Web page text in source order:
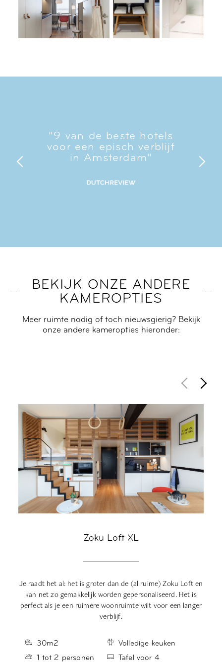
"9 van de beste hotels
voor een episch verblijf
in Amsterdam"
BEKIJK ONZE ANDERE
KAMEROPTIES
Meer ruimte nodig of toch nieuwsgierig? Bekijk
onze andere kameropties hieronder:
Zoku Loft XL
Je raadt het al: het is groter dan de (al ruime) Zoku Loft en
kan net zo gemakkelijk worden gepersonaliseerd. Het is
perfect als je een ruimere woonruimte wilt voor een langer
verblijf.
30m2
1 tot 2 personen
Volledige keuken
Tafel voor 4